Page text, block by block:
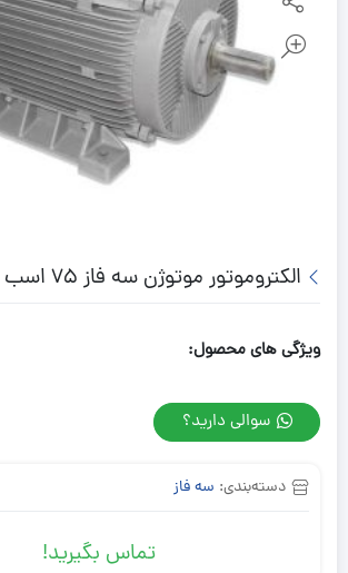
الکتروموتور موتوژن سه فاز 75 اسب 55 کیلووات
ویژگی های محصول:
سوالی دارید؟
دسته‌بندی: سه فاز
تماس بگیرید!